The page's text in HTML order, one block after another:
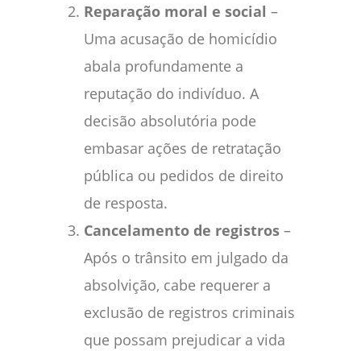
Reparação moral e social –
Uma acusação de homicídio
abala profundamente a
reputação do indivíduo. A
decisão absolutória pode
embasar ações de retratação
pública ou pedidos de direito
de resposta.
Cancelamento de registros –
Após o trânsito em julgado da
absolvição, cabe requerer a
exclusão de registros criminais
que possam prejudicar a vida